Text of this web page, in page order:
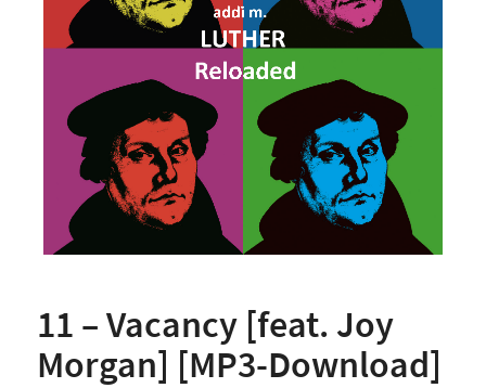
11 – Vacancy [feat. Joy
Morgan] [MP3-Download]